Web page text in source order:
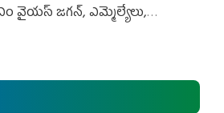
వైయ‌స్ జ‌గ‌న్, ఎమ్మెల్యేలు,